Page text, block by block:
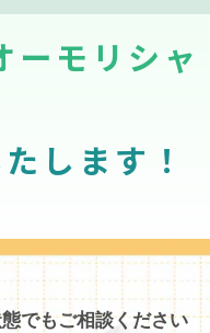
ーモリシャ
します！
でもご相談ください